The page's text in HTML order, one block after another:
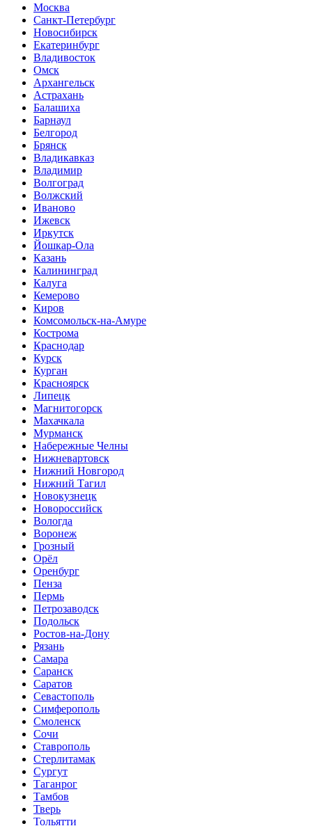
Москва
Санкт-Петербург
Новосибирск
Екатеринбург
Владивосток
Омск
Архангельск
Астрахань
Балашиха
Барнаул
Белгород
Брянск
Владикавказ
Владимир
Волгоград
Волжский
Иваново
Ижевск
Иркутск
Йошкар-Ола
Казань
Калининград
Калуга
Кемерово
Киров
Комсомольск-на-Амуре
Кострома
Краснодар
Курск
Курган
Красноярск
Липецк
Магнитогорск
Махачкала
Мурманск
Набережные Челны
Нижневартовск
Нижний Новгород
Нижний Тагил
Новокузнецк
Новороссийск
Вологда
Воронеж
Грозный
Орёл
Оренбург
Пенза
Пермь
Петрозаводск
Подольск
Ростов-на-Дону
Рязань
Самара
Саранск
Саратов
Севастополь
Симферополь
Смоленск
Сочи
Ставрополь
Стерлитамак
Сургут
Таганрог
Тамбов
Тверь
Тольятти